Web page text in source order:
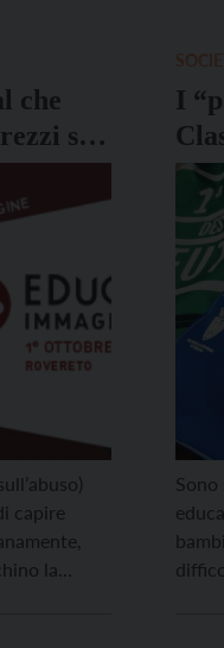
che
sui
capire
la
I
Sono